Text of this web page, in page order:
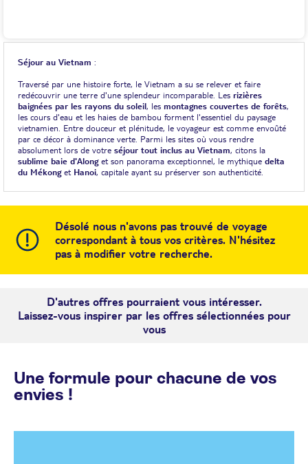
Séjour au Vietnam :
Traversé par une histoire forte, le Vietnam a su se relever et faire
redécouvrir une terre d'une splendeur incomparable. Les rizières
baignées par les rayons du soleil, les montagnes couvertes de forêts,
les cours d'eau et les haies de bambou forment l'essentiel du paysage
vietnamien. Entre douceur et plénitude, le voyageur est comme envoûté
par ce décor à dominance verte. Parmi les sites où vous rendre
absolument lors de votre séjour tout inclus au Vietnam, citons la
sublime baie d'Alonget son panorama exceptionnel, le mythique delta
du Mékonget Hanoi, capitale ayant su préserver son authenticité.
Désolé nous n'avons pas trouvé de voyage
correspondant à tous vos critères. N'hésitez
pas à modifier votre recherche.
D'autres offres pourraient vous intéresser.
Laissez-vous inspirer par les offres sélectionnées pour
vous
Une formule pour chacune de vos
envies !